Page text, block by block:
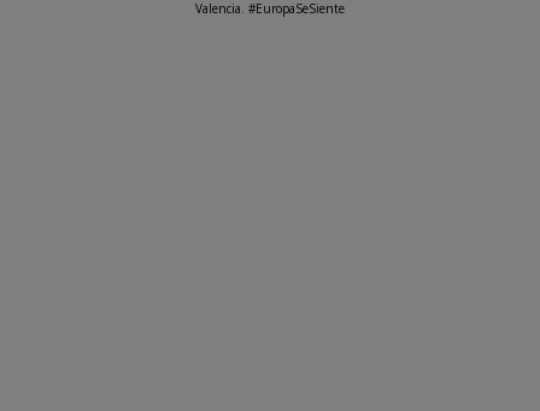
Valencia. #EuropaSeSiente